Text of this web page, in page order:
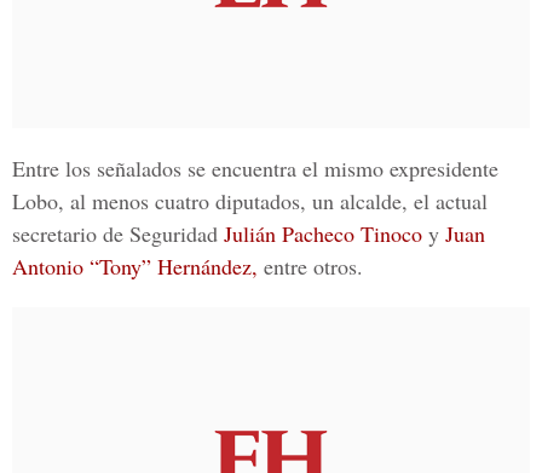
Entre los señalados se encuentra el mismo expresidente
Lobo, al menos cuatro diputados, un alcalde, el actual
secretario de Seguridad Julián Pacheco Tinoco y Juan
Antonio “Tony” Hernández, entre otros.